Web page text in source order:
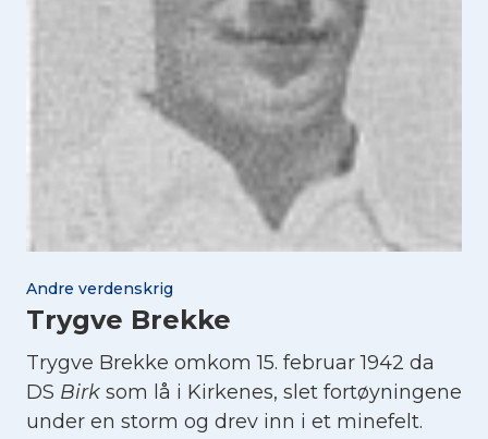
Andre verdenskrig
Trygve Brekke
Trygve Brekke omkom 15. februar 1942 da
DS Birk som lå i Kirkenes, slet fortøyningene
under en storm og drev inn i et minefelt.